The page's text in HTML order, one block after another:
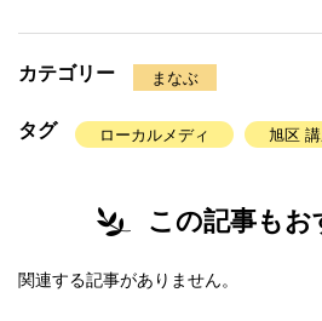
カテゴリー まなぶ
タグ ローカルメディ 旭区
この記事もお
関連する記事がありません。